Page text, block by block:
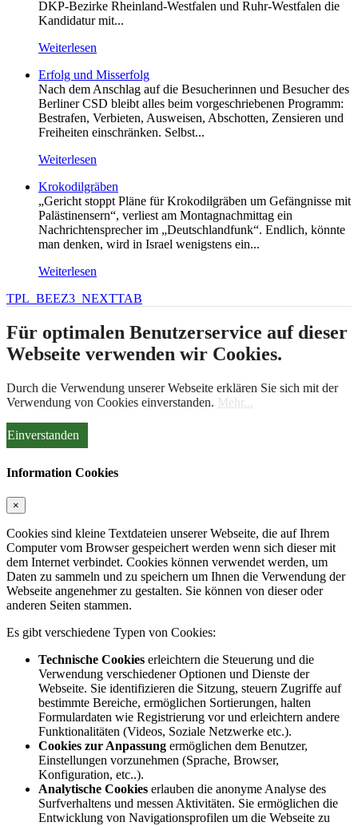
DKP-Bezirke Rheinland-Westfalen und Ruhr-Westfalen die
Kandidatur mit...
Weiterlesen
Erfolg und Misserfolg
Nach dem Anschlag auf die Besucherinnen und Besucher des
Berliner CSD bleibt alles beim vorgeschriebenen Programm:
Bestrafen, Verbieten, Ausweisen, Abschotten, Zensieren und
Freiheiten einschränken. Selbst...
Weiterlesen
Krokodilgräben
„Gericht stoppt Pläne für Krokodilgräben um Gefängnisse mit
Palästinensern“, verliest am Montagnachmittag ein
Nachrichtensprecher im „Deutschlandfunk“. Endlich, könnte
man denken, wird in Israel wenigstens ein...
Weiterlesen
TPL_BEEZ3_NEXTTAB
Für optimalen Benutzerservice auf dieser
Webseite verwenden wir Cookies.
Durch die Verwendung unserer Webseite erklären Sie sich mit der
Verwendung von Cookies einverstanden. Mehr...
Einverstanden
Information Cookies
×
Cookies sind kleine Textdateien unserer Webseite, die auf Ihrem
Computer vom Browser gespeichert werden wenn sich dieser mit
dem Internet verbindet. Cookies können verwendet werden, um
Daten zu sammeln und zu speichern um Ihnen die Verwendung der
Webseite angenehmer zu gestalten. Sie können von dieser oder
anderen Seiten stammen.
Es gibt verschiedene Typen von Cookies:
Technische Cookies erleichtern die Steuerung und die
Verwendung verschiedener Optionen und Dienste der
Webseite. Sie identifizieren die Sitzung, steuern Zugriffe auf
bestimmte Bereiche, ermöglichen Sortierungen, halten
Formulardaten wie Registrierung vor und erleichtern andere
Funktionalitäten (Videos, Soziale Netzwerke etc.).
Cookies zur Anpassung ermöglichen dem Benutzer,
Einstellungen vorzunehmen (Sprache, Browser,
Konfiguration, etc..).
Analytische Cookies erlauben die anonyme Analyse des
Surfverhaltens und messen Aktivitäten. Sie ermöglichen die
Entwicklung von Navigationsprofilen um die Webseite zu